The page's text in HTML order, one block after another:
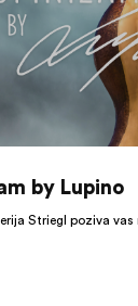
by Lupino
Striegl poziva